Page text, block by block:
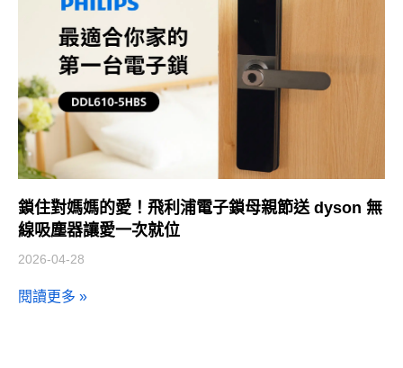
鎖住對媽媽的愛！飛利浦電子鎖母親節送 dyson 無
線吸塵器讓愛一次就位
2026-04-28
閱讀更多 »